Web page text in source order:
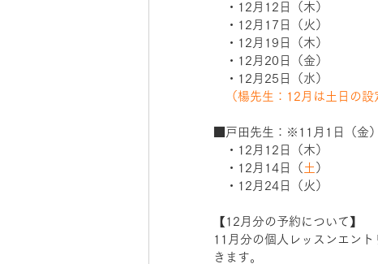
・12月12日（木）
・12月17日（火）
・12月19日（木）
・12月20日（金）
・12月25日（水）
（楊先生：12月は土日の設
■戸田先生：※11月1
・12月12日（木）
・12月14日（ 土 ）
・12月24日（火）
【12月分の予約について】
11月分の個人レッスンエン
きます。